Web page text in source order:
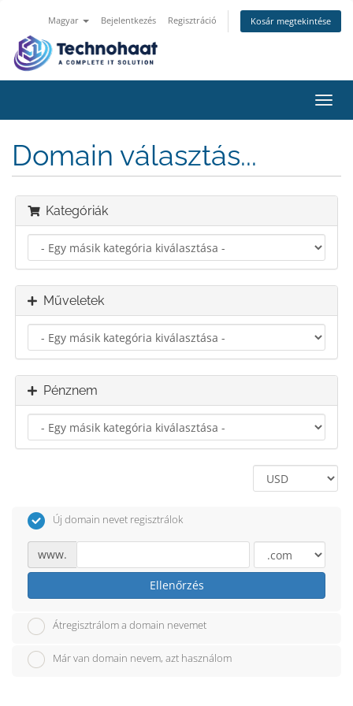
Magyar Bejelentkezés Regisztráció Kosár megtekintése
a
Domain választás...
Kategóriák
Műveletek
Pénznem
Új domain nevet regisztrálok
www.
Ellenőrzés
Átregisztrálom a domain nevemet
Már van domain nevem, azt használom